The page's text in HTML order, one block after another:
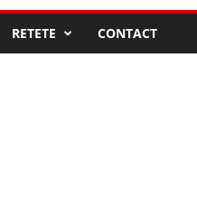
RETETE CONTACT